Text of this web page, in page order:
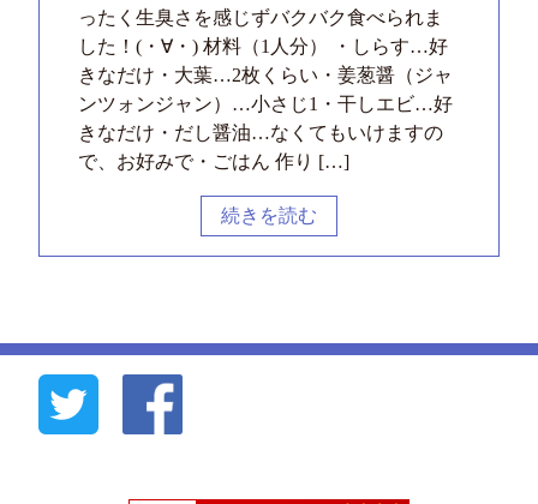
ったく生臭さを感じずバクバク食べられま
した！(・∀・) 材料（1人分） ・しらす…好
きなだけ・大葉…2枚くらい・姜葱醤（ジャ
ンツォンジャン）…小さじ1・干しエビ…好
きなだけ・だし醤油…なくてもいけますの
で、お好みで・ごはん 作り […]
続きを読む